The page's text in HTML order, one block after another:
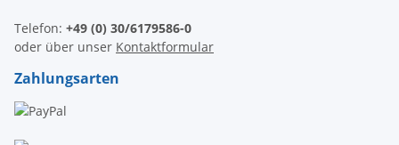
Telefon: +49 (0) 30/6179586-0
oder über unser Kontaktformular
Zahlungsarten